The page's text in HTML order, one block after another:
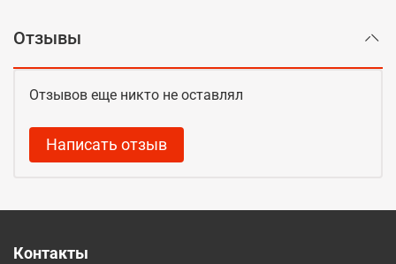
Отзывы
Отзывов еще никто не оставлял
Написать отзыв
Контакты